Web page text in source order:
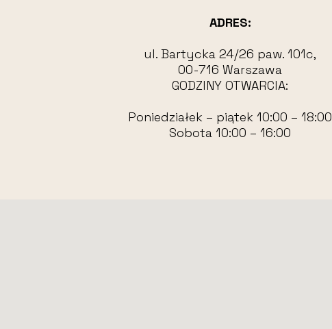
ADRES:
ul. Bartycka 24/26 paw. 101c,
00-716 Warszawa
GODZINY OTWARCIA:
Poniedziałek – piątek 10:00 – 18:00
Sobota 10:00 – 16:00